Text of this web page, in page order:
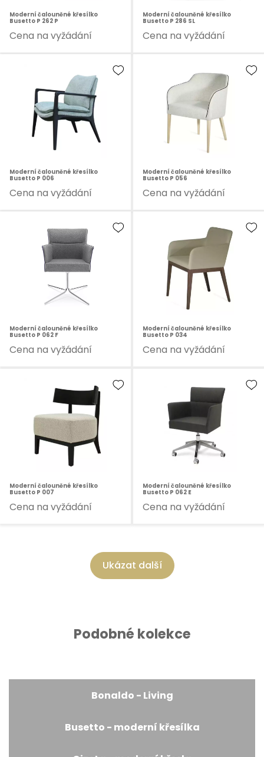
Moderní čalouněné křesílko
Busetto P 262 P
Cena na vyžádání
Moderní čalouněné křesílko
Busetto P 286 SL
Cena na vyžádání
Moderní čalouněné křesílko
Busetto P 006
Cena na vyžádání
Moderní čalouněné křesílko
Busetto P 056
Cena na vyžádání
Moderní čalouněné křesílko
Busetto P 062 F
Cena na vyžádání
Moderní čalouněné křesílko
Busetto P 034
Cena na vyžádání
Moderní čalouněné křesílko
Busetto P 007
Cena na vyžádání
Moderní čalouněné křesílko
Busetto P 062 E
Cena na vyžádání
Ukázat další
Podobné kolekce
Bonaldo - Living
Busetto - moderní křesílka